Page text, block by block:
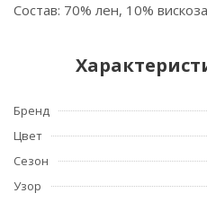
Состав: 70% лен, 10%
Бренд
Цвет
Сезон
Узор